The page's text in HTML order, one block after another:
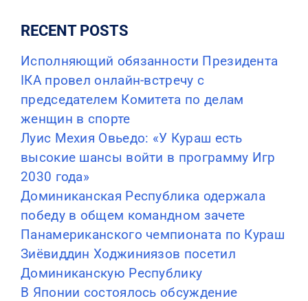
RECENT POSTS
Исполняющий обязанности Президента
IКА провел онлайн-встречу с
председателем Комитета по делам
женщин в спорте
Луис Мехия Овьедо: «У Кураш есть
высокие шансы войти в программу Игр
2030 года»
Доминиканская Республика одержала
победу в общем командном зачете
Панамериканского чемпионата по Кураш
Зиёвиддин Ходжиниязов посетил
Доминиканскую Республику
В Японии состоялось обсуждение